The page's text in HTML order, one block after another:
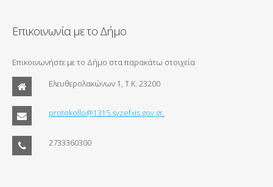
Επικοινωνία με το Δήμο
Επικοινωνήστε με το Δήμο στα παρακάτω στοιχεία
Ελευθερολακώνων 1, Τ.Κ. 23200
protokollo@1315.syzefxis.gov.gr.
2733360300